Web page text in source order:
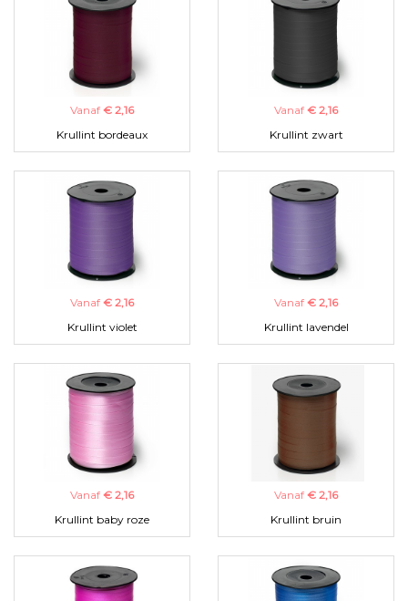
Vanaf € 2,16
Krullint bordeaux
Vanaf € 2,16
Krullint zwart
Vanaf € 2,16
Krullint violet
Vanaf € 2,16
Krullint lavendel
Vanaf € 2,16
Krullint baby roze
Vanaf € 2,16
Krullint bruin